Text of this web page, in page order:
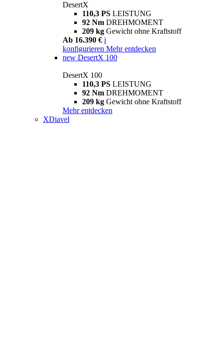
DesertX
110,3 PS LEISTUNG
92 Nm DREHMOMENT
209 kg Gewicht ohne Kraftstoff
Ab 16.390 € i
konfigurieren Mehr entdecken
new DesertX 100
DesertX 100
110,3 PS LEISTUNG
92 Nm DREHMOMENT
209 kg Gewicht ohne Kraftstoff
Mehr entdecken
XDiavel